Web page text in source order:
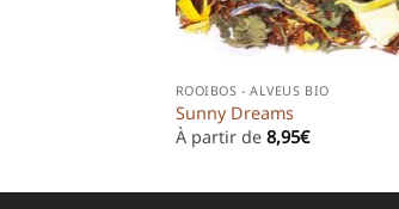
ROOIBOS - ALVEUS BIO
Sunny Dreams
À partir de 8,95€